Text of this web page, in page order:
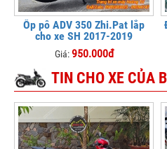
Ốp pô ADV 350 Zhi.Pat lắp
cho xe SH 2017-2019
Giá:950.000đ
TIN CHO XE CỦA